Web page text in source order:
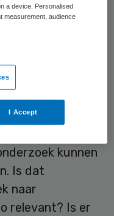
met u schrijven.
of wij willen
Natuurlijk
kunnen
Is dat
naar
relevant? Is er
a device. Personalised
measurement, audience
I Accept